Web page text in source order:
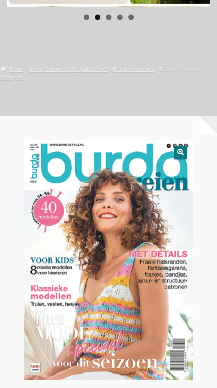
Home mode, trends & patronen Burda breien
Burda Breien
2025/02
🔍